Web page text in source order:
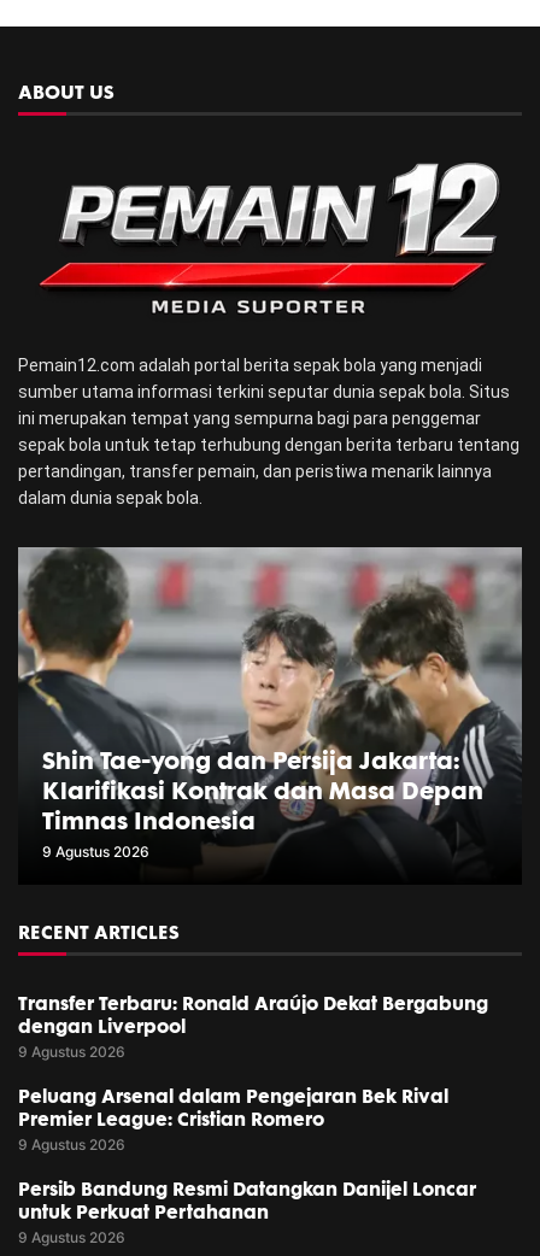
ABOUT US
Pemain12.com adalah portal berita sepak bola yang menjadi
sumber utama informasi terkini seputar dunia sepak bola. Situs
ini merupakan tempat yang sempurna bagi para penggemar
sepak bola untuk tetap terhubung dengan berita terbaru tentang
pertandingan, transfer pemain, dan peristiwa menarik lainnya
dalam dunia sepak bola.
Shin Tae-yong dan Persija Jakarta:
Klarifikasi Kontrak dan Masa Depan
Timnas Indonesia
9 Agustus 2026
RECENT ARTICLES
Transfer Terbaru: Ronald Araújo Dekat Bergabung
dengan Liverpool
9 Agustus 2026
Peluang Arsenal dalam Pengejaran Bek Rival
Premier League: Cristian Romero
9 Agustus 2026
Persib Bandung Resmi Datangkan Danijel Loncar
untuk Perkuat Pertahanan
9 Agustus 2026